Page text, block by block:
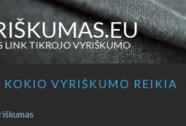
LINK TIKROJO VYRIŠKUMO
KOKIO VYRIŠKUMO REIKIA